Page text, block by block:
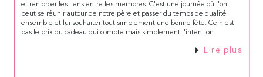
et renforcer les liens entre les membres. C'est une journée où l'on
peut se réunir autour de notre père et passer du temps de qualité
ensemble et lui souhaiter tout simplement une bonne fête. Ce n'est
pas le prix du cadeau qui compte mais simplement l'intention.
Lire plus